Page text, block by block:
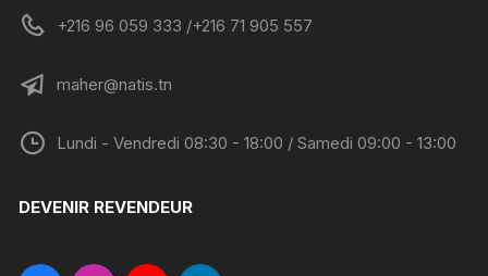
+216 96 059 333 /+216 71 905 557
maher@natis.tn
Lundi - Vendredi 08:30 - 18:00 / Samedi 09:00 - 13:00
DEVENIR REVENDEUR